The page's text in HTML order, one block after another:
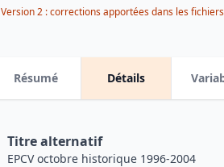
Version 2 : corrections apportées dans les
Résumé Détails
Titre alternatif
EPCV octobre historique 1996-2004